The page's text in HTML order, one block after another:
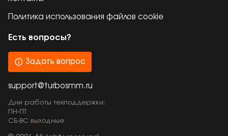
Политика использования файлов cookie
Есть вопросы?
Задать вопрос
support@turbosmm.ru
Дни работы техподдержки:
ПН-ПТ
СБ-ВС выходные